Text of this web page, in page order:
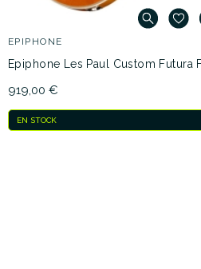
EPIPHONE
Epiphone Les Paul Custom Futura
919,00 €
EN STOCK